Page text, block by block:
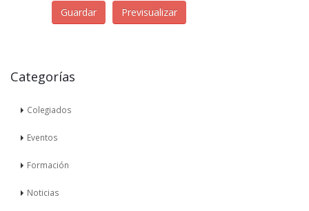
Categorías
Colegiados
Eventos
Formación
Noticias